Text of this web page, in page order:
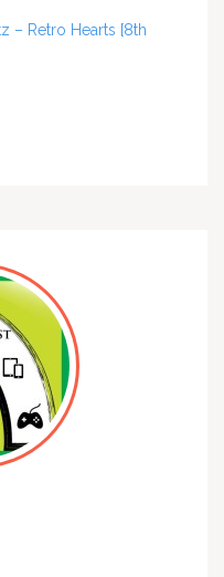
– Retro Hearts [8th